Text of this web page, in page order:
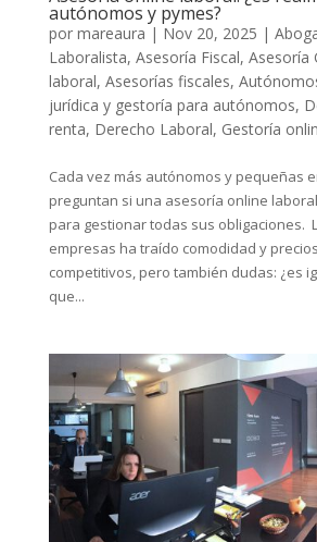
autónomos y pymes?
por mareaura | Nov 20, 2025 |
Laboralista, Asesoría Fiscal, Asesoría
laboral, Asesorías fiscales,
jurídica y gestoría para autónomos,
renta, Derecho Laboral, Gestoría
Cada vez más autónomos y pequeñas
preguntan si una asesoría online
para gestionar todas sus obligaciones.
empresas ha traído comodidad y
competitivos, pero también dudas: ¿es
que...